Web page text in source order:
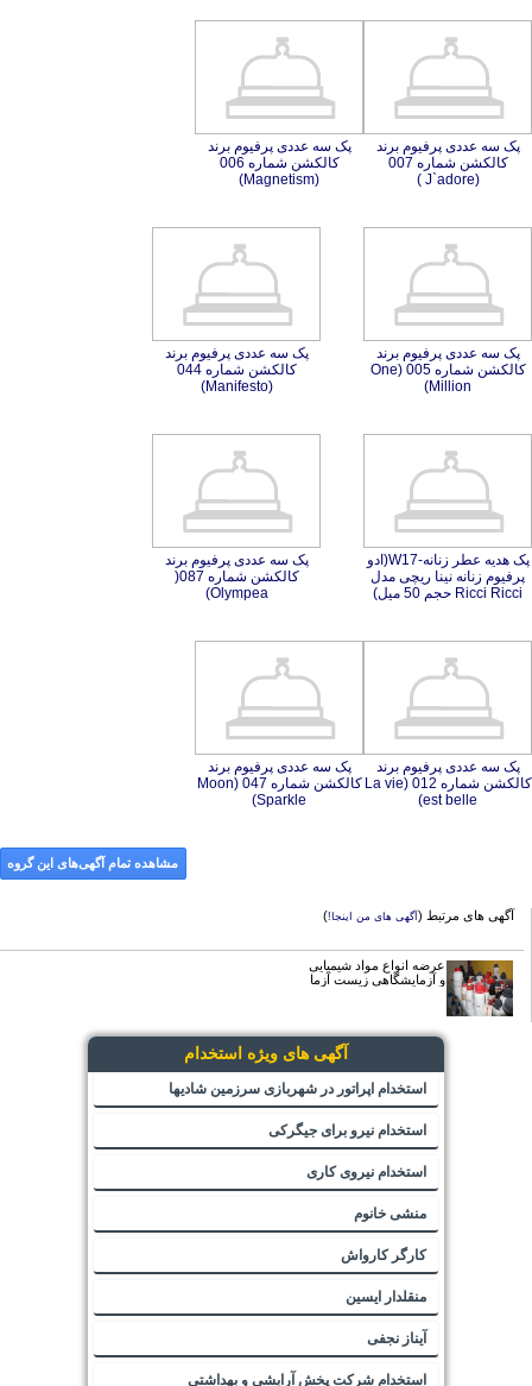
پک سه عددی پرفیوم برند
کالکشن شماره 007
(J`adore )
پک سه عددی پرفیوم برند
کالکشن شماره 006
(Magnetism)
پک سه عددی پرفیوم برند
کالکشن شماره 005 (One
Million)
پک سه عددی پرفیوم برند
کالکشن شماره 044
(Manifesto)
پک هدیه عطر زنانه-W17(ادو
پرفیوم زنانه نینا ریچی مدل
Ricci Ricci حجم 50 میل)
پک سه عددی پرفیوم برند
کالکشن شماره 087(
Olympea)
پک سه عددی پرفیوم برند
کالکشن شماره 012 (La vie
est belle)
پک سه عددی پرفیوم برند
کالکشن شماره 047 (Moon
Sparkle)
مشاهده تمام آگهی‌های این گروه
آگهی های مرتبط (آگهی های من اینجا!)
عرضه انواع مواد شیمیایی
و آزمایشگاهی زیست آزما
آگهی های ویژه استخدام
استخدام اپراتور در شهربازی سرزمین شادیها
استخدام نیرو برای جیگرکی
استخدام نیروی کاری
منشی خانوم
کارگر کارواش
منقلدار ایسین
آیناز نجفی
استخدام شرکت پخش آرایشی و بهداشتی